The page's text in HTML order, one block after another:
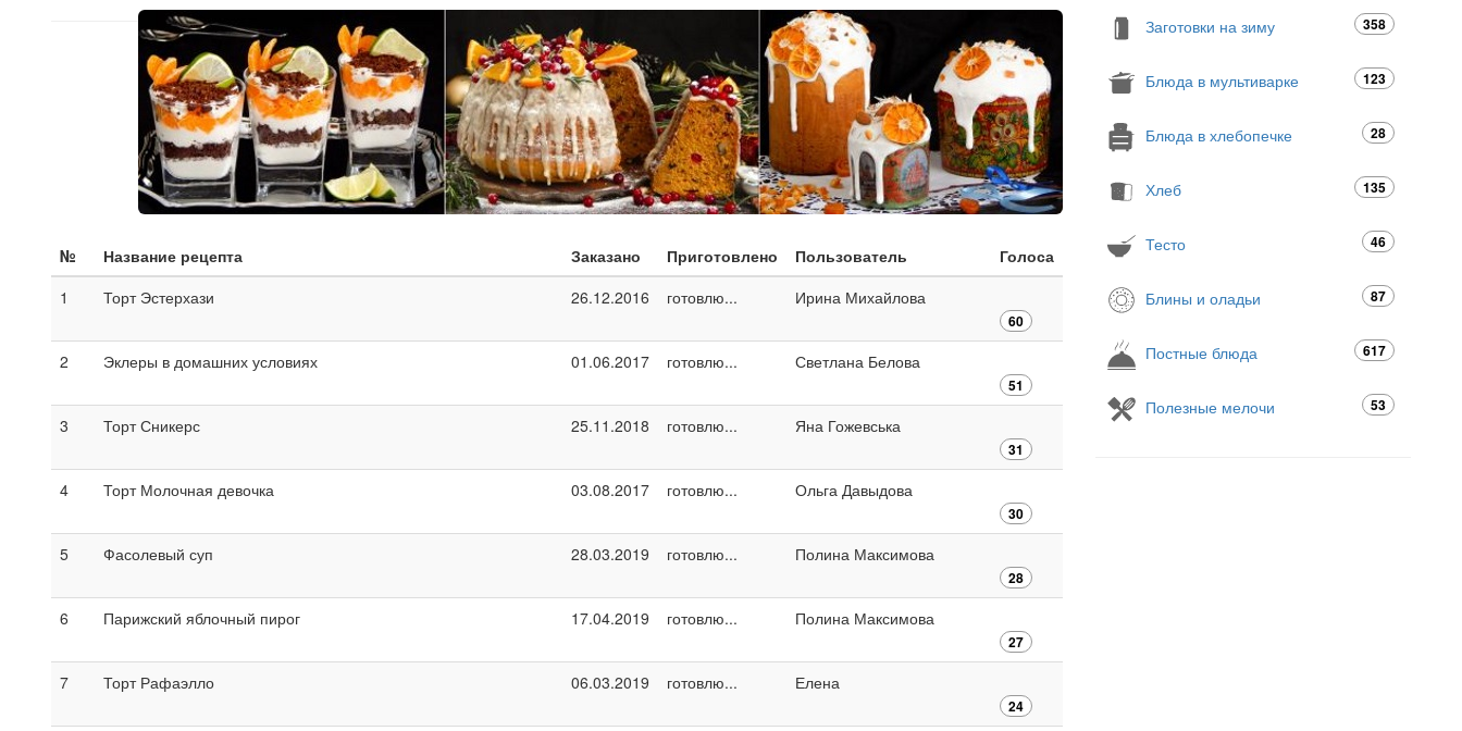
№ Название рецепта Заказано Приготовлено Пользователь
Голоса
1
Торт Эстерхази 26.12.2016 готовлю... Ирина Михайлова
60
2 Эклеры в домашних условиях 01.06.2017 готовлю... Светлана Белова
51
3 Торт Сникерс 25.11.2018 готовлю... Яна Гожевська
31
4 Торт Молочная девочка 03.08.2017 готовлю... Ольга Давыдова
30
5 Фасолевый суп 28.03.2019 готовлю... Полина Максимова
28
6 Парижский яблочный пирог 17.04.2019 готовлю... Полина Максимова
27
7 Торт Рафаэлло 06.03.2019 готовлю... Елена
24
Заготовки на зиму 358
Блюда в мультиварке 123
Блюда в хлебопечке 28
Хлеб 135
Тесто 46
Блины и оладьи 87
Постные блюда 617
Полезные мелочи 53